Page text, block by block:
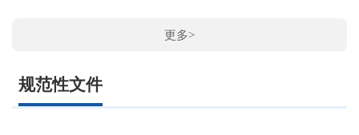
更多>
规范性文件